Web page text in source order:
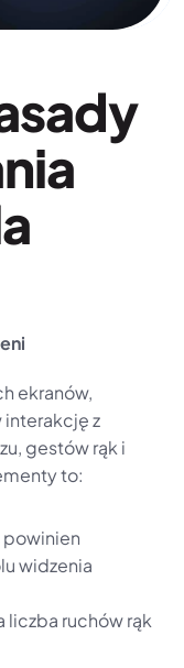
ekranów,
interakcję z
gestów rąk i
to:
powinien
widzenia
liczba ruchów rąk